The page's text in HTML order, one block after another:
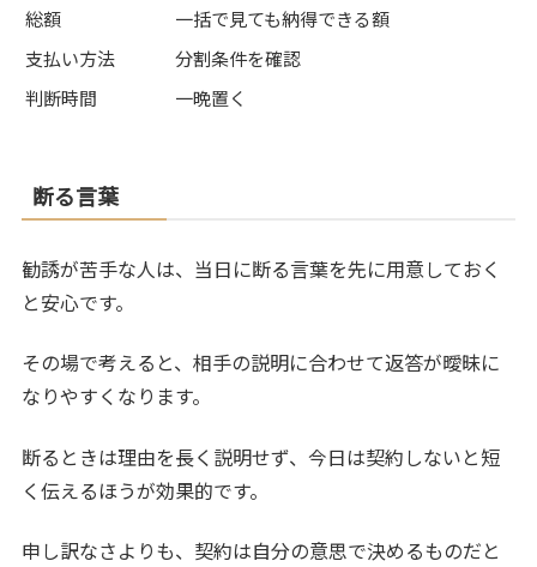
総額
一括で見ても納得できる額
支払い方法
分割条件を確認
判断時間
一晩置く
断る言葉
勧誘が苦手な人は、当日に断る言葉を先に用意しておく
と安心です。
その場で考えると、相手の説明に合わせて返答が曖昧に
なりやすくなります。
断るときは理由を長く説明せず、今日は契約しないと短
く伝えるほうが効果的です。
申し訳なさよりも、契約は自分の意思で決めるものだと